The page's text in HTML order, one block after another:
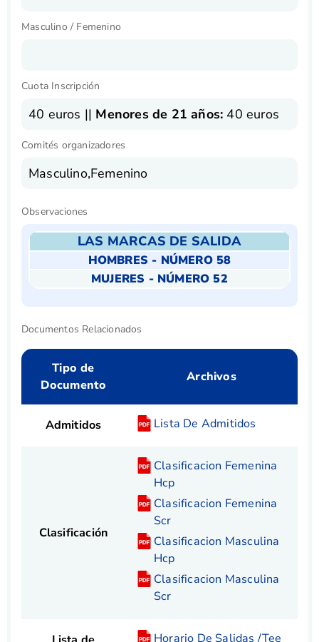
Masculino / Femenino
Cuota Inscripción
40 euros || Menores de 21 años: 40 euros
Comités organizadores
Masculino,Femenino
Observaciones
LAS MARCAS DE SALIDA
HOMBRES - NÚMERO 58
MUJERES - NÚMERO 52
Documentos Relacionados
Tipo de
Documento
Archivos
Admitidos Lista De Admitidos
Clasificación
Clasificacion Femenina
Hcp
Clasificacion Femenina
Scr
Clasificacion Masculina
Hcp
Clasificacion Masculina
Scr
Horario De Salidas /Tee